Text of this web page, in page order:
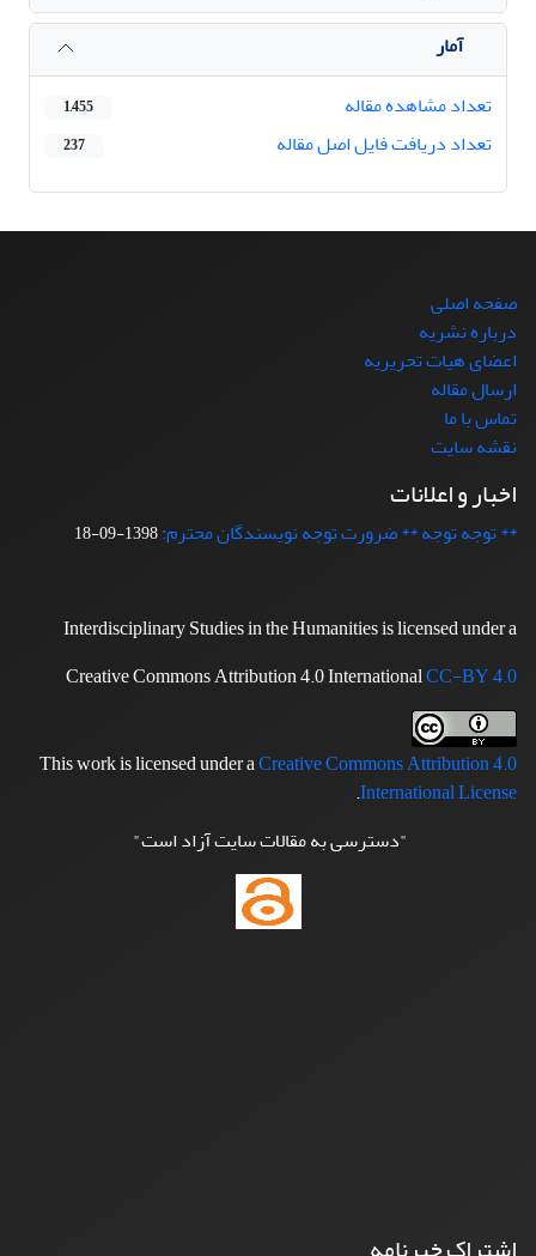
آمار
تعداد مشاهده مقاله
1,455
تعداد دریافت فایل اصل مقاله 237
صفحه اصلی
درباره نشریه
اعضای هیات تحریریه
ارسال مقاله
تماس با ما
نقشه سایت
اخبار و اعلانات
** توجه توجه ** ضرورت توجه نویسندگان محترم:1398-09-18
Interdisciplinary Studies in the Humanities is licensed under a
Creative Commons Attribution 4.0 InternationalCC-BY 4.0
This work is licensed under aCreative Commons Attribution 4.0
International License
.
"دسترسی به مقالات سایت آزاد است"